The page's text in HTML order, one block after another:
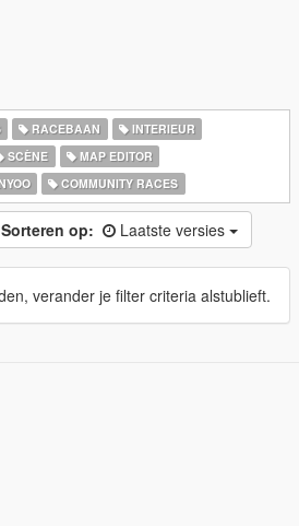
RACEBAAN
INTERIEUR
SCÈNE
MAP EDITOR
COMMUNITY RACES
Sorteren op: Laatste versies
verander je filter criteria alstublieft.